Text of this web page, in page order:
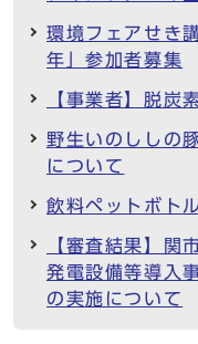
環境フェアせき
年」参加者募集
【事業者】脱炭
野生いのししの
について
飲料ペットボト
【審査結果】関
発電設備等導入
の実施について